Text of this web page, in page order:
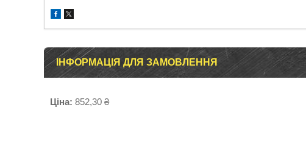
ІНФОРМАЦІЯ ДЛЯ ЗАМОВЛЕННЯ
Ціна: 852,30 ₴